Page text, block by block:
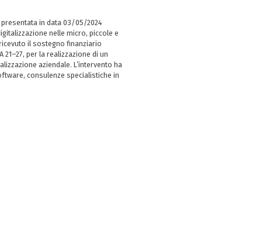
presentata in data 03/05/2024
nelle micro, piccole e
ricevuto il sostegno finanziario
21–27, per la realizzazione di un
aziendale. L’intervento ha
consulenze specialistiche in